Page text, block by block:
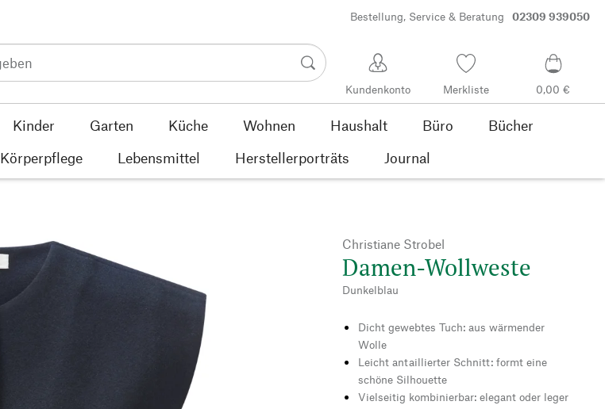
Bestellung, Service & Beratung 02309 939050
Kundenkonto Merkliste 0,00 €
Kinder Garten Küche Wohnen Haushalt Büro
Bücher
Körperpflege Lebensmittel Herstellerporträts Journal
Christiane Strobel
Damen-Wollweste
Dunkelblau
Dicht gewebtes Tuch: aus wärmender
Wolle
Leicht antaillierter Schnitt: formt eine
schöne Silhouette
Vielseitig kombinierbar: elegant oder leger